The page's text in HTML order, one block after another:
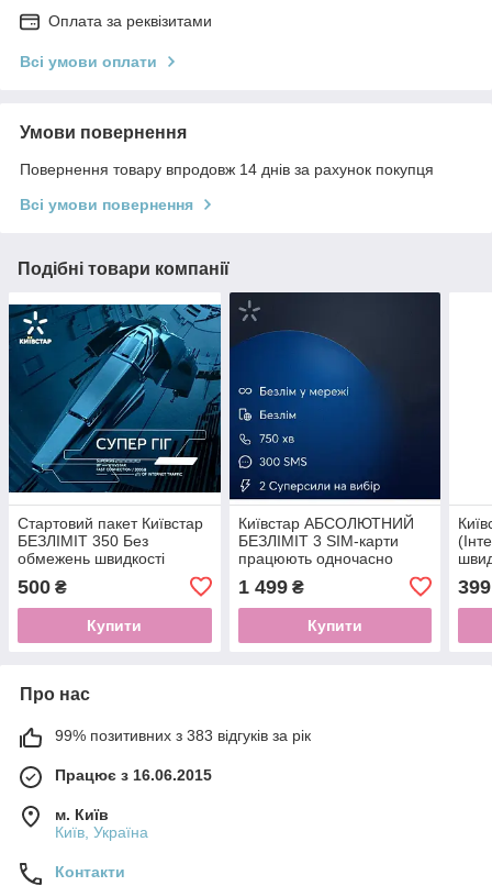
Оплата за реквізитами
Всі умови оплати
Умови повернення
Повернення товару впродовж 14 днів за рахунок покупця
Всі умови повернення
Подібні товари компанії
Стартовий пакет Київстар
БЕЗЛІМІТ 350 Без
обмежень швидкості
500 ₴
Купити
Київстар АБСОЛЮТНИЙ
БЕЗЛІМІТ 3 SIM-карти
працюють одночасно
швидкості) 600 грн/міс
Безконтрактний
1 499₴
Купити
399
Про нас
99% позитивних з 383 відгуків за рік
Працює з 16.06.2015
м. Київ
Київ, Україна
Контакти